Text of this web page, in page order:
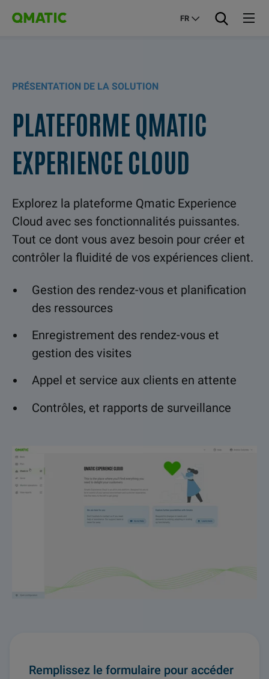
FR
PRÉSENTATION DE LA SOLUTION
PLATEFORME QMATIC
EXPERIENCE CLOUD
Explorez la plateforme Qmatic Experience
Cloud avec ses fonctionnalités puissantes.
Tout ce dont vous avez besoin pour créer et
contrôler la fluidité de vos expériences client.
Gestion des rendez-vous et planification
des ressources
Enregistrement des rendez-vous et
gestion des visites
Appel et service aux clients en attente
Contrôles, et rapports de surveillance
Remplissez le formulaire pour accéder